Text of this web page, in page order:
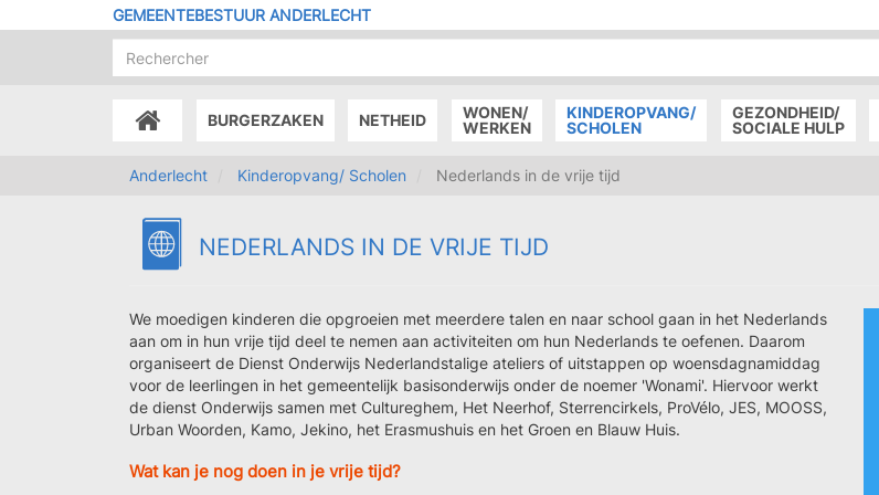
en
GEMEENTEBESTUUR ANDERLECHT
ACCUEILBURGERZAKEN NETHEID
WONEN/
WERKEN
KINDEROPVANG/
SCHOLEN
GEZONDHEID/
SOCIALE HULP
Anderlecht Kinderopvang/ Scholen Nederlands in de vrije tijd
NEDERLANDS IN DE VRIJE TIJD
We moedigen kinderen die opgroeien met meerdere talen en naar school gaan in het Nederlands
aan om in hun vrije tijd deel te nemen aan activiteiten om hun Nederlands te oefenen. Daarom
organiseert de Dienst Onderwijs Nederlandstalige ateliers of uitstappen op woensdagnamiddag
voor de leerlingen in het gemeentelijk basisonderwijs onder de noemer 'Wonami'. Hiervoor werkt
de dienst Onderwijs samen met Cultureghem, Het Neerhof, Sterrencirkels, ProVélo, JES, MOOSS,
Urban Woorden, Kamo, Jekino, het Erasmushuis en het Groen en Blauw Huis.
Wat kan je nog doen in je vrije tijd?